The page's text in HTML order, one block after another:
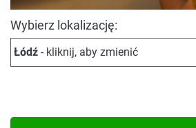
Wybierz lokalizację:
Łódź - kliknij, aby zmienić